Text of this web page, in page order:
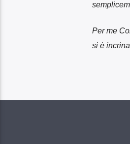
Per me
si è